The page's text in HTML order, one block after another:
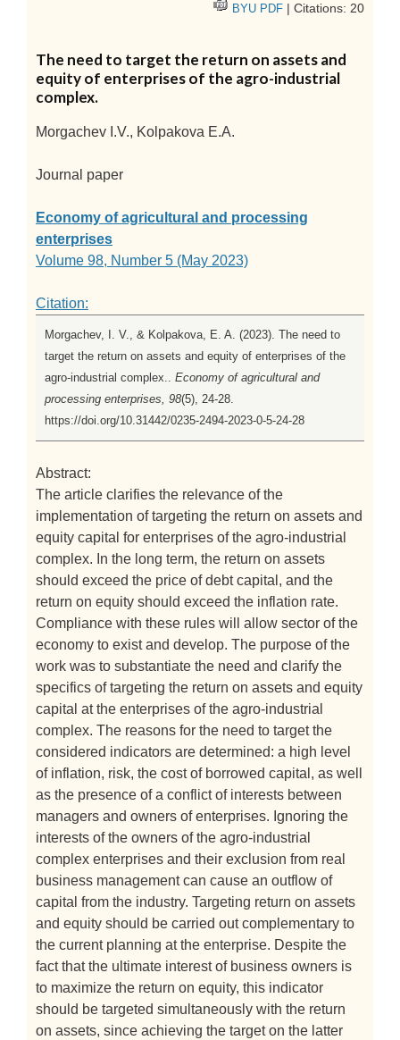
BYU PDF | Citations: 20
The need to target the return on assets and
equity of enterprises of the agro-industrial
complex.
Morgachev I.V., Kolpakova E.A.
Journal paper
Economy of agricultural and processing
enterprises
Volume 98, Number 5 (May 2023)
Citation:
Morgachev, I. V., & Kolpakova, E. A. (2023). The need to
target the return on assets and equity of enterprises of the
agro-industrial complex.. Economy of agricultural and
processing enterprises, 98(5), 24-28.
https://doi.org/10.31442/0235-2494-2023-0-5-24-28
Abstract:
The article clarifies the relevance of the
implementation of targeting the return on assets and
equity capital for enterprises of the agro-industrial
complex. In the long term, the return on assets
should exceed the price of debt capital, and the
return on equity should exceed the inflation rate.
Compliance with these rules will allow sector of the
economy to exist and develop. The purpose of the
work was to substantiate the need and clarify the
specifics of targeting the return on assets and equity
capital at the enterprises of the agro-industrial
complex. The reasons for the need to target the
considered indicators are determined: a high level
of inflation, risk, the cost of borrowed capital, as well
as the presence of a conflict of interests between
managers and owners of enterprises. Ignoring the
interests of the owners of the agro-industrial
complex enterprises and their exclusion from real
business management can cause an outflow of
capital from the industry. Targeting return on assets
and equity should be carried out complementary to
the current planning at the enterprise. Despite the
fact that the ultimate interest of business owners is
to maximize the return on equity, this indicator
should be targeted simultaneously with the return
on assets, since achieving the target on the latter